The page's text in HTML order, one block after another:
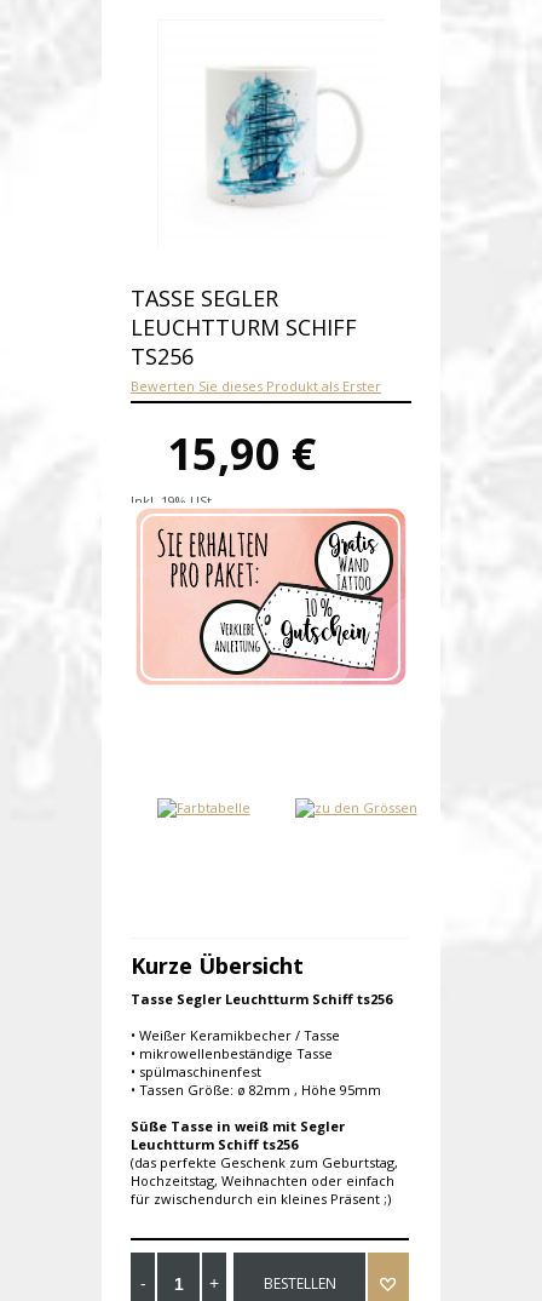
TASSE SEGLER
LEUCHTTURM SCHIFF
TS256
Bewerten Sie dieses Produkt als Erster
15,90 €
Inkl. 19% USt.
Versandkosten
Produktnummer:ts256-E
Verfügbarkeit:Auf Lager
Lieferzeit: 1-2 Werktage
Kurze Übersicht
Tasse Segler Leuchtturm Schiff ts256
• Weißer Keramikbecher / Tasse
• mikrowellenbeständige Tasse
• spülmaschinenfest
• Tassen Größe: ø 82mm , Höhe 95mm
Süße Tasse in weiß mit Segler
Leuchtturm Schiff ts256
(das perfekte Geschenk zum Geburtstag,
Hochzeitstag, Weihnachten oder einfach
für zwischendurch ein kleines Präsent ;)
BESTELLEN